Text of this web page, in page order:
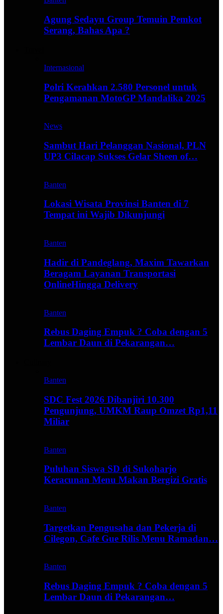
Agung Sedayu Group Temuin Pemkot
Serang, Bahas Apa ?
Internasional
Polri Kerahkan 2.580 Personel untuk
Pengamanan MotoGP Mandalika 2025
News
Sambut Hari Pelanggan Nasional, PLN
UP3 Cilacap Sukses Gelar Sheen of…
Banten
Lokasi Wisata Provinsi Banten di 7
Tempat ini Wajib Dikunjungi
Banten
Hadir di Pandeglang, Maxim Tawarkan
Beragam Layanan Transportasi
OnlineHingga Delivery
Banten
Rebus Daging Empuk ? Coba dengan 5
Lembar Daun di Pekarangan…
Banten
SDC Fest 2026 Dibanjiri 10.300
Pengunjung, UMKM Raup Omzet Rp1,11
Miliar
Banten
Puluhan Siswa SD di Sukoharjo
Keracunan Menu Makan Bergizi Gratis
Banten
Targetkan Pengusaha dan Pekerja di
Cilegon, Cafe Gue Rilis Menu Ramadan…
Banten
Rebus Daging Empuk ? Coba dengan 5
Lembar Daun di Pekarangan…